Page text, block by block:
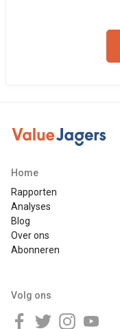
Home
Rapporten
Analyses
Blog
Over ons
Abonneren
Volg ons